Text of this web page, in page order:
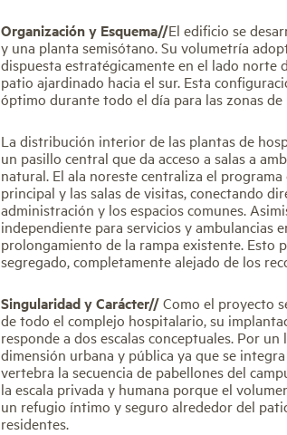
Organización y Esquema//El edificio se
y una planta semisótano. Su volumetría
dispuesta estratégicamente en el lado norte
patio ajardinado hacia el sur. Esta
óptimo durante todo el día para las zonas de
La distribución interior de las plantas de
un pasillo central que da acceso a salas a
natural. El ala noreste centraliza el
principal y las salas de visitas, conectando
administración y los espacios comunes.
independiente para servicios y ambulancias
prolongamiento de la rampa existente. Esto
segregado, completamente alejado de los
Singularidad y Carácter//Como el proyecto
de todo el complejo hospitalario, su
responde a dos escalas conceptuales. Por
dimensión urbana y pública ya que se
vertebra la secuencia de pabellones del
la escala privada y humana porque el
un refugio íntimo y seguro alrededor del
residentes.